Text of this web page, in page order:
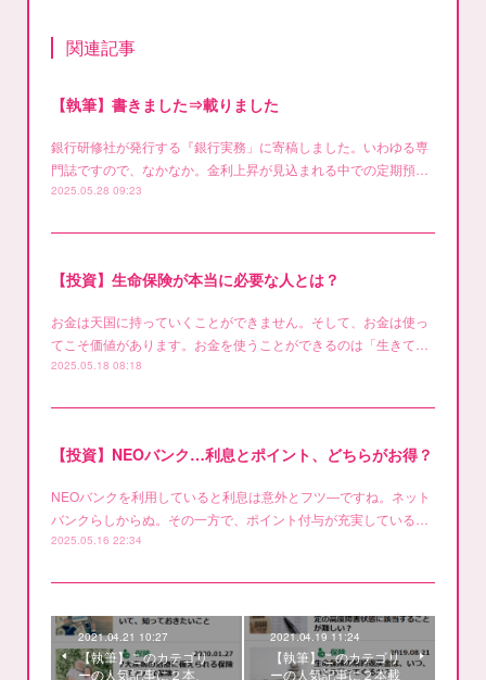
関連記事
【執筆】書きました⇒載りました
銀行研修社が発行する『銀行実務」に寄稿しました。いわゆる専
門誌ですので、なかなか。金利上昇が見込まれる中での定期預…
2025.05.28 09:23
【投資】生命保険が本当に必要な人とは？
お金は天国に持っていくことができません。そして、お金は使っ
てこそ価値があります。お金を使うことができるのは「生きて…
2025.05.18 08:18
【投資】NEOバンク…利息とポイント、どちらがお得？
NEOバンクを利用していると利息は意外とフツ―ですね。ネット
バンクらしからぬ。その一方で、ポイント付与が充実している…
2025.05.16 22:34
2021.04.21 10:27
【執筆】このカテゴリ
ーの人気記事に２本、
2021.04.19 11:24
【執筆】このカテゴリ
ーの人気記事に２本載